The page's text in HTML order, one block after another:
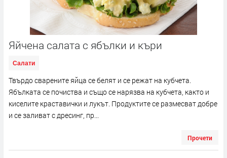
Яйчена салата с ябълки и къри
Салати
Твърдо сварените яйца се белят и се режат на кубчета.
Ябълката се почиства и също се нарязва на кубчета, както и
киселите краставички и лукът. Продуктите се размесват добре
и се заливат с дресинг, пр...
Прочети